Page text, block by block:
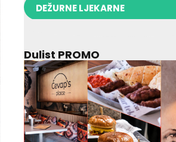
DEŽURNE LJEKARNE
Dulist PROMO